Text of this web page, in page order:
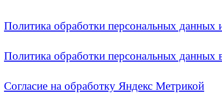
Политика обработки персональных
Политика обработки персональных
Согласие на обработку Яндекс Метрикой